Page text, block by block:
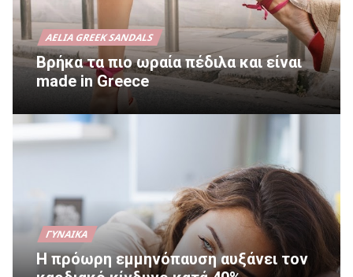
AELIA GREEK SANDALS
Βρήκα τα πιο ωραία πέδιλα και είναι
made in Greece
ΓΥΝΑΊΚΑ
Η πρόωρη εμμηνόπαυση αυξάνει τον